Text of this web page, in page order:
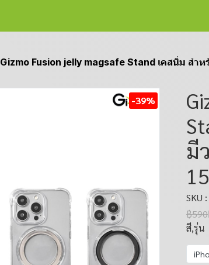
Gizmo Fusion jelly magsafe Stand เคสนิ่ม สำ
-39%
มี
SKU
฿590
สี,รุ่น